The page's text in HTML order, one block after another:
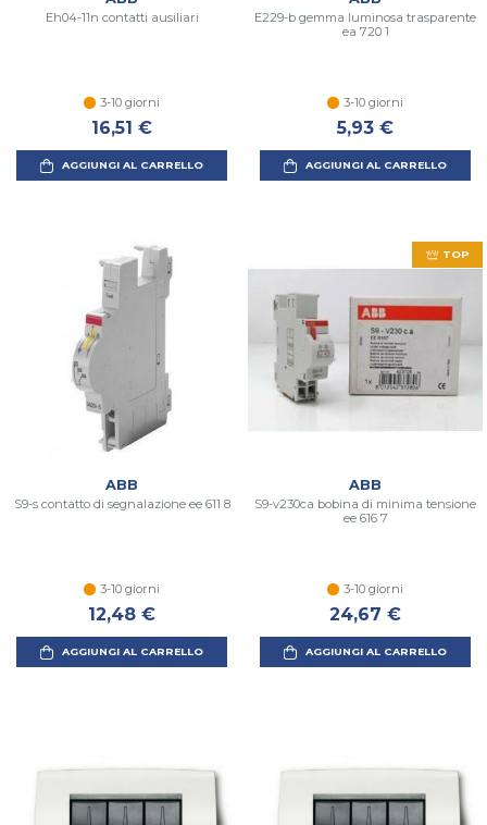
Eh04-11n contatti ausiliari
3-10 giorni
16,51 €
AGGIUNGI AL CARRELLO
E229-b gemma luminosa trasparente
ea 720 1
3-10 giorni
5,93 €
AGGIUNGI AL CARRELLO
ABB
S9-s contatto di segnalazione ee 611 8
3-10 giorni
12,48 €
AGGIUNGI AL CARRELLO
TOP
ABB
S9-v230ca bobina di minima tensione
ee 616 7
3-10 giorni
24,67 €
AGGIUNGI AL CARRELLO